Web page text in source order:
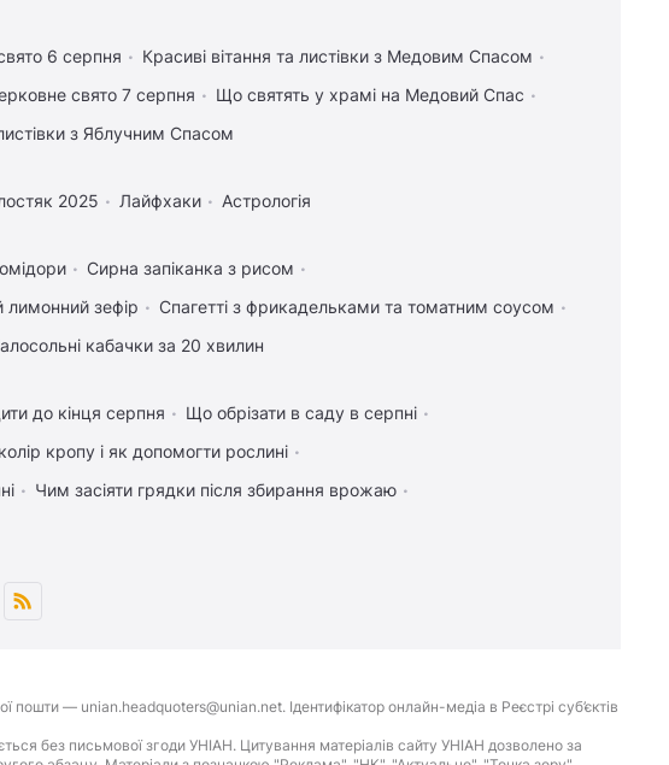
6 серпня
Красиві вітання та листівки з Медовим Спасом
свято 7 серпня
Що святять у храмі на Медовий Спас
з Яблучним Спасом
2025 Лайфхаки Астрологія
Сирна запіканка з рисом
лимонний зефір
Спагетті з фрикадельками та томатним соусом
кабачки за 20 хвилин
до кінця серпня
Що обрізати в саду в серпні
кропу і як допомогти рослині
Чим засіяти грядки після збирання врожаю
— unian.headquoters@unian.net. Ідентифікатор онлайн-медіа в Реєстрі суб’єктів
без письмової згоди УНІАН. Цитування матеріалів сайту УНІАН дозволено за